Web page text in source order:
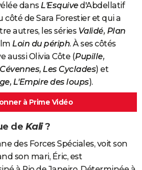
dansL'Esquived'Abdellatif
côté de Sara Forestier et qui a
autres, les séries Validé, Plan
Loin du périph. À ses côtés
aussi Olivia Côte (Pupille,
Les Cyclades) et
L'Empire des loups).
à Prime Vidéo
de Kali?
des Forces Spéciales, voit son
son mari, Éric, est